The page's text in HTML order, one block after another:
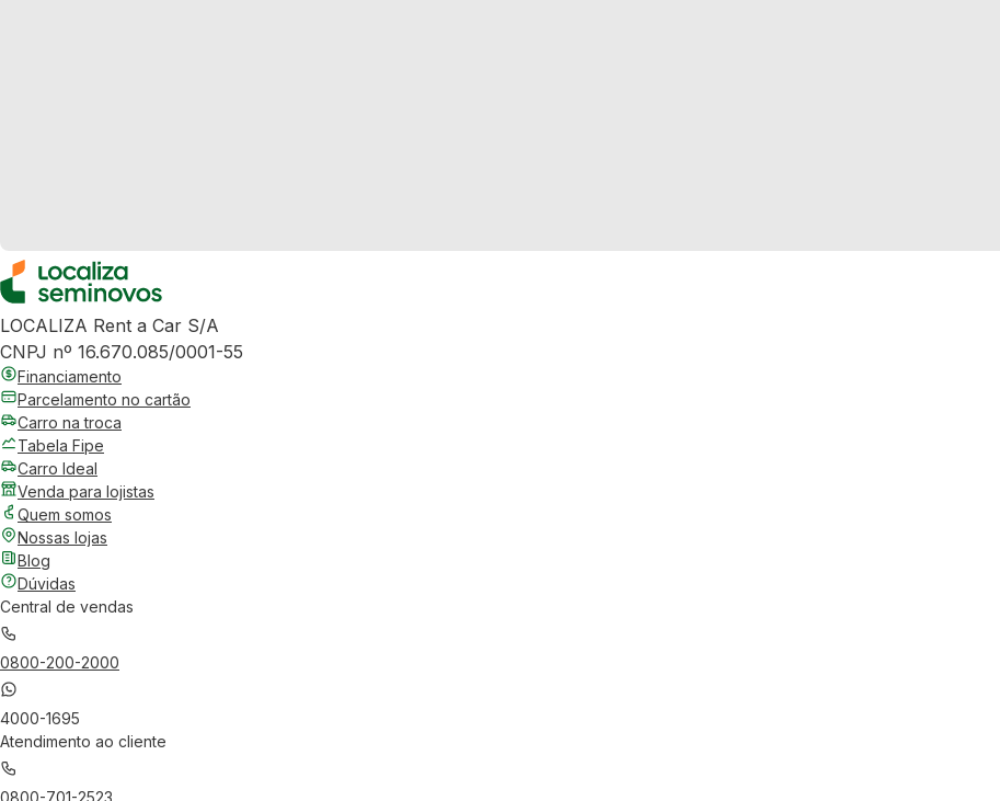
LOCALIZA Rent a Car S/A
CNPJ nº 16.670.085/0001-55
Financiamento
Parcelamento no cartão
Carro na troca
Tabela Fipe
Carro Ideal
Venda para lojistas
Quem somos
Nossas lojas
Blog
Dúvidas
Central de vendas
0800-200-2000
4000-1695
Atendimento ao cliente
0800-701-2523